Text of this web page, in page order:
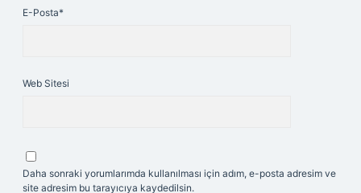
E-Posta*
Web Sitesi
Daha sonraki yorumlarımda kullanılması için adım, e-posta adresim ve
site adresim bu tarayıcıya kaydedilsin.